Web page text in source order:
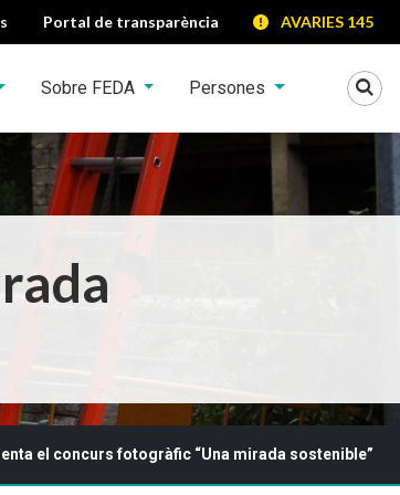
Portal de transparència AVARIES 145
Sobre FEDA Persones
el concurs fotogràfic “Una mirada sostenible”